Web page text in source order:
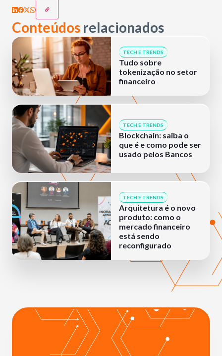
Conteúdos relacionados
TECH E TRENDS
Tudo sobre
tokenização no setor
financeiro
TECH E TRENDS
Blockchain: saiba o
que é e como pode ser
usado pelos Bancos
TECH E TRENDS
Arquitetura é o novo
produto: como o
mercado financeiro
está sendo
reconfigurado